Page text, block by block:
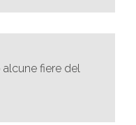
alcune fiere del